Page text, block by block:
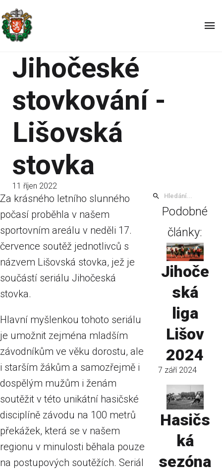
Jihočeské
stovkování -
Lišovská
stovka
11 říjen 2022
Za krásného letního slunného
počasí proběhla v našem
sportovním areálu v neděli 17.
července soutěž jednotlivců s
názvem Lišovská stovka, jež je
součástí seriálu Jihočeská
stovka.
Hlavní myšlenkou tohoto seriálu
je umožnit zejména mladším
závodníkům ve věku dorostu, ale
i starším žákům a samozřejmě i
dospělým mužům i ženám
soutěžit v této unikátní hasičské
disciplíně závodu na 100 metrů
překážek, která se v našem
regionu v minulosti běhala pouze
na postupových soutěžích. Seriál
Podobné
články:
Jihoče
ská
liga
Lišov
2024
7 září 2024
Hasičs
ká
sezóna